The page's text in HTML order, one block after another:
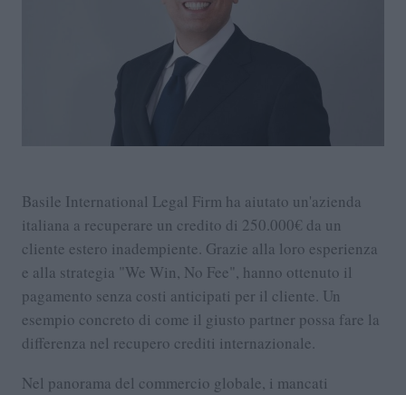
Basile International Legal Firm ha aiutato un'azienda
italiana a recuperare un credito di 250.000€ da un
cliente estero inadempiente. Grazie alla loro esperienza
e alla strategia "We Win, No Fee", hanno ottenuto il
pagamento senza costi anticipati per il cliente. Un
esempio concreto di come il giusto partner possa fare la
differenza nel recupero crediti internazionale.
Nel panorama del commercio globale, i mancati